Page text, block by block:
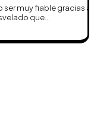
muy fiable gracias a
que...